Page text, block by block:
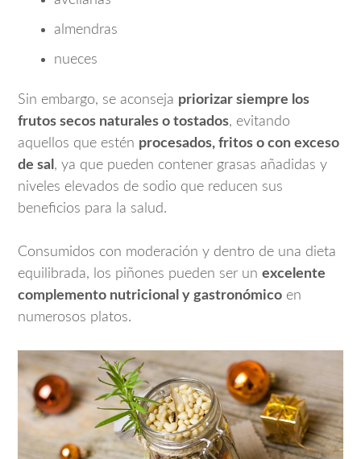
almendras
nueces
Sin embargo, se aconseja priorizar siempre los
frutos secos naturales o tostados, evitando
aquellos que estén procesados, fritos o con exceso
de sal , ya que pueden contener grasas añadidas y
niveles elevados de sodio que reducen sus
beneficios para la salud.
Consumidos con moderación y dentro de una dieta
equilibrada, los piñones pueden ser un excelente
complemento nutricional y gastronómico en
numerosos platos.